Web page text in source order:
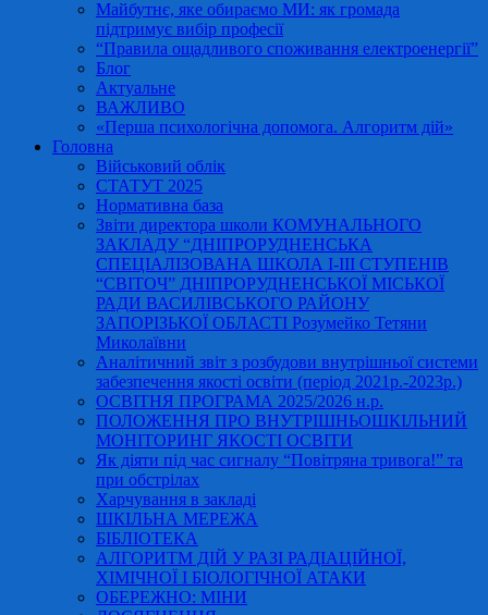
Майбутнє, яке обираємо МИ: як громада
підтримує вибір професії
“Правила ощадливого споживання електроенергії”
Блог
Актуальне
ВАЖЛИВО
«Перша психологічна допомога. Алгоритм дій»
Головна
Військовий облік
СТАТУТ 2025
Нормативна база
Звіти директора школи КОМУНАЛЬНОГО
ЗАКЛАДУ “ДНІПРОРУДНЕНСЬКА
СПЕЦІАЛІЗОВАНА ШКОЛА І-ІІІ СТУПЕНІВ
“СВІТОЧ” ДНІПРОРУДНЕНСЬКОЇ МІСЬКОЇ
РАДИ ВАСИЛІВСЬКОГО РАЙОНУ
ЗАПОРІЗЬКОЇ ОБЛАСТІ Розумейко Тетяни
Миколаївни
Аналітичний звіт з розбудови внутрішньої системи
забезпечення якості освіти (період 2021р.-2023р.)
ОСВІТНЯ ПРОГРАМА 2025/2026 н.р.
ПОЛОЖЕННЯ ПРО ВНУТРІШНЬОШКІЛЬНИЙ
МОНІТОРИНГ ЯКОСТІ ОСВІТИ
Як діяти під час сигналу “Повітряна тривога!” та
при обстрілах
Харчування в закладі
ШКІЛЬНА МЕРЕЖА
БІБЛІОТЕКА
АЛГОРИТМ ДІЙ У РАЗІ РАДІАЦІЙНОЇ,
ХІМІЧНОЇ І БІОЛОГІЧНОЇ АТАКИ
ОБЕРЕЖНО: МІНИ